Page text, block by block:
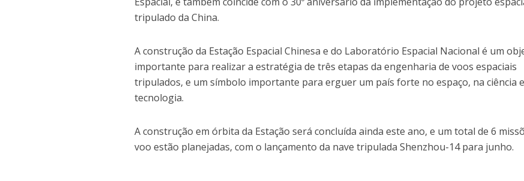
tripulado da China.
A construção da Estação Espacial Chinesa e do Laboratório Espacial Nacional é um
importante para realizar a estratégia de três etapas da engenharia de voos espaciais
tripulados, e um símbolo importante para erguer um país forte no espaço, na ciência
tecnologia.
A construção em órbita da Estação será concluída ainda este ano, e um total de 6
voo estão planejadas, com o lançamento da nave tripulada Shenzhou-14 para junho.